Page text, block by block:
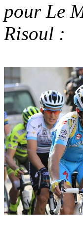
pour Le
Risoul :